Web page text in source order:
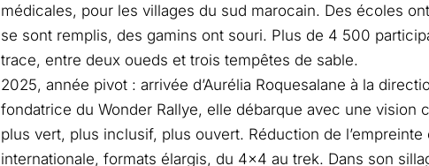
médicales, pour les villages du sud marocain. Des écoles
se sont remplis, des gamins ont souri. Plus de 4 500
trace, entre deux oueds et trois tempêtes de sable.
2025, année pivot : arrivée d’Aurélia Roquesalane à la
fondatrice du Wonder Rallye, elle débarque avec une vision
plus vert, plus inclusif, plus ouvert. Réduction de
internationale, formats élargis, du 4×4 au trek. Dans son